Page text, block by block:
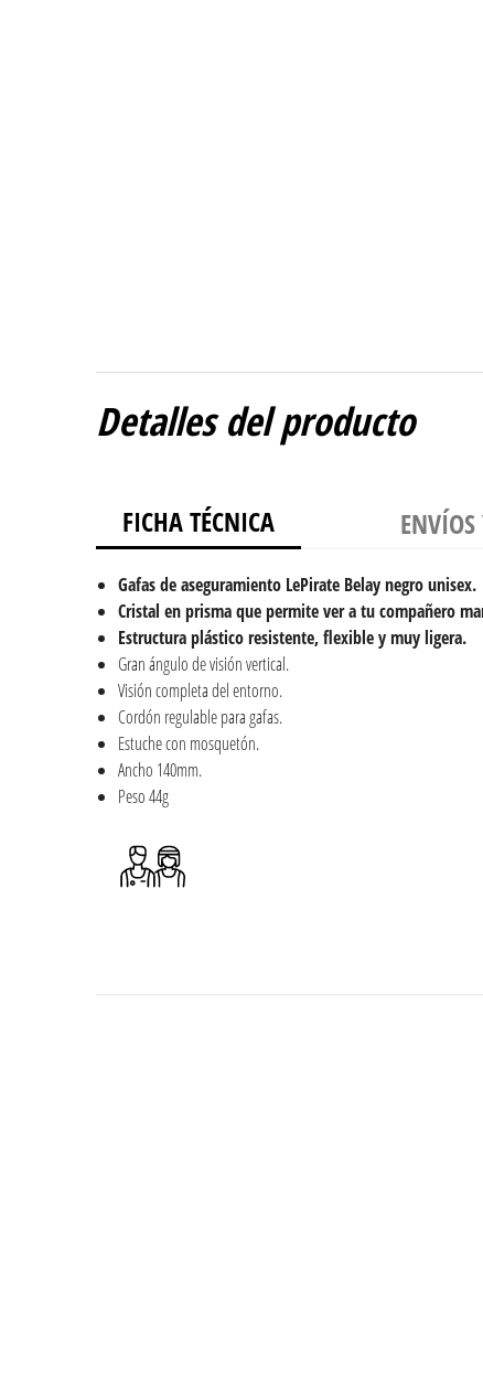
Detalles del producto
FICHA TÉCNICA
Gafas de aseguramiento LePirate Belay negro unisex.
Cristal en prisma que permite ver a tu compañero
Estructura plástico resistente, flexible y muy ligera.
Gran ángulo de visión vertical.
Visión completa del entorno.
Cordón regulable para gafas.
Estuche con mosquetón.
Ancho 140mm.
Peso 44g